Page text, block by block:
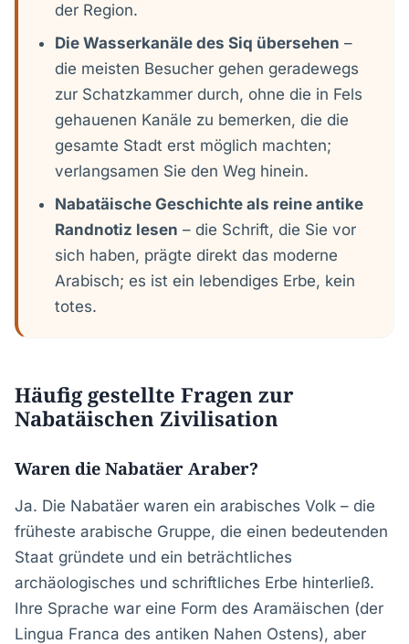
der Region.
Die Wasserkanäle des Siq übersehen –
die meisten Besucher gehen geradewegs
zur Schatzkammer durch, ohne die in Fels
gehauenen Kanäle zu bemerken, die die
gesamte Stadt erst möglich machten;
verlangsamen Sie den Weg hinein.
Nabatäische Geschichte als reine antike
Randnotiz lesen – die Schrift, die Sie vor
sich haben, prägte direkt das moderne
Arabisch; es ist ein lebendiges Erbe, kein
totes.
Häufig gestellte Fragen zur
Nabatäischen Zivilisation
Waren die Nabatäer Araber?
Ja. Die Nabatäer waren ein arabisches Volk – die
früheste arabische Gruppe, die einen bedeutenden
Staat gründete und ein beträchtliches
archäologisches und schriftliches Erbe hinterließ.
Ihre Sprache war eine Form des Aramäischen (der
Lingua Franca des antiken Nahen Ostens), aber